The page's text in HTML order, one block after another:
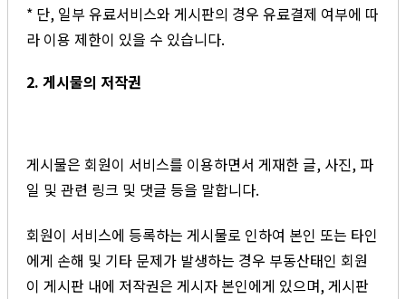
* 단, 일부 유료서비스와 게시판의 경우 유료결제 여부에 따
라 이용 제한이 있을 수 있습니다.
2. 게시물의 저작권
게시물은 회원이 서비스를 이용하면서 게재한 글, 사진, 파
일 및 관련 링크 및 댓글 등을 말합니다.
회원이 서비스에 등록하는 게시물로 인하여 본인 또는 타인
에게 손해 및 기타 문제가 발생하는 경우 부동산태인 회원
이 게시판 내에 저작권은 게시자 본인에게 있으며, 게시판